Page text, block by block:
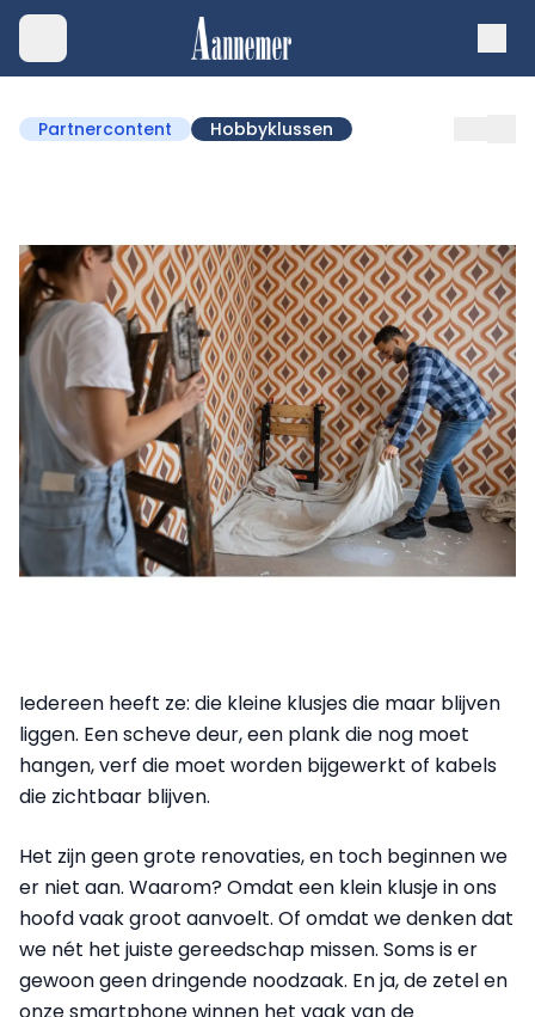
Partnercontent Hobbyklussen
Iedereen heeft ze: die kleine klusjes die maar blijven
liggen. Een scheve deur, een plank die nog moet
hangen, verf die moet worden bijgewerkt of kabels
die zichtbaar blijven.
Het zijn geen grote renovaties, en toch beginnen we
er niet aan. Waarom? Omdat een klein klusje in ons
hoofd vaak groot aanvoelt. Of omdat we denken dat
we nét het juiste gereedschap missen. Soms is er
gewoon geen dringende noodzaak. En ja, de zetel en